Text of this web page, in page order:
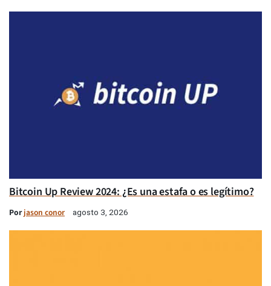
Bitcoin Up Review 2024: ¿Es una estafa o es legítimo?
Porjason conor agosto 3, 2026